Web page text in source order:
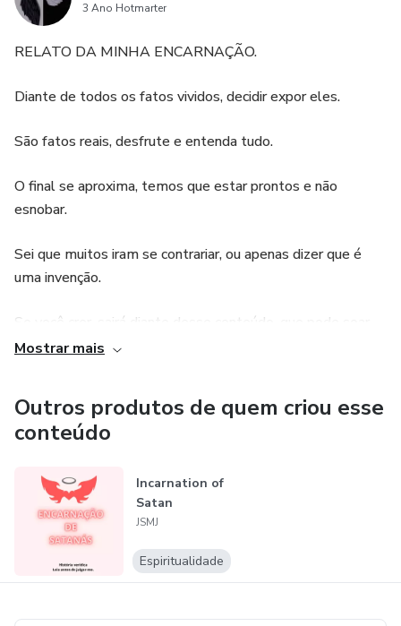
3 Ano Hotmarter
RELATO DA MINHA ENCARNAÇÃO.
Diante de todos os fatos vividos, decidir expor eles.
São fatos reais, desfrute e entenda tudo.
O final se aproxima, temos que estar prontos e não
esnobar.
Sei que muitos iram se contrariar, ou apenas dizer que é
uma invenção.
Se você crer, sairá diante desse conteúdo, que pode soar.
O poder, preciso de vocês, preciso que acreditem em tudo
que relatei nesse ebook.
Faça o crescer, o mundo precisa saber que estou aqui.
Em breve pretendo lançar em outras línguas.
Mostrar mais
Outros produtos de quem criou esse
conteúdo
Incarnation of
Satan
JSMJ
Espiritualidade